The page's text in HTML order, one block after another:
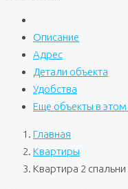
Описание
Адрес
Детали объекта
Удобства
Еще объекты в
Главная
Квартиры
Квартира 2